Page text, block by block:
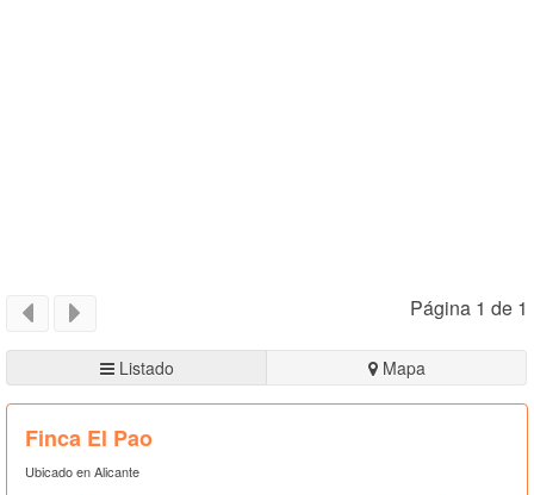
Página 1 de 1
Listado Mapa
Finca El Pao
Ubicado en Alicante